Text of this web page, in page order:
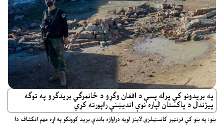
په بریدونو کې پرله پسې د افغان وګړو د ځانمرګي بریدګرو په توګه
پیژندل د پاکستان لپاره نوې اندیښنې راپورته کړي
بنو:په بنو کې فرنټیر کانسټبلری لاینز لویه دراوازه باندې برید کوونکو په اړه مهم انکشاف دا